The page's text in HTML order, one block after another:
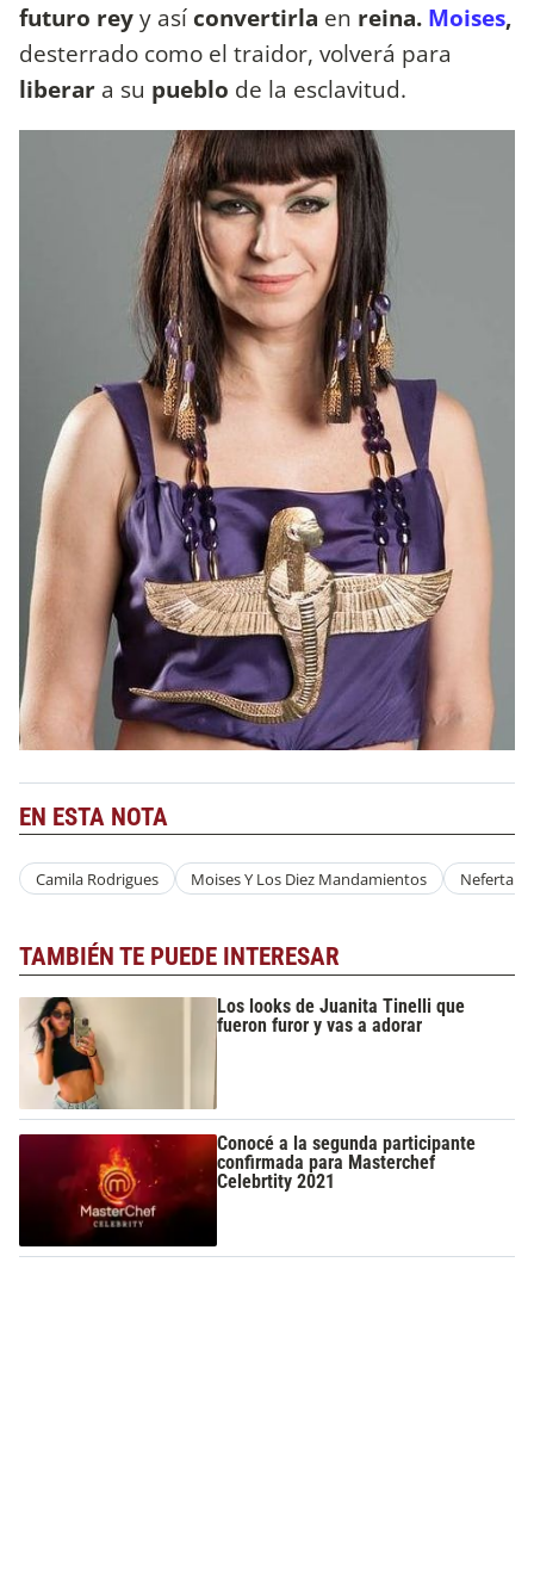
futuro reyy así convertirla en reina. Moises,
desterrado como el traidor, volverá para
liberar a su pueblo de la esclavitud.
EN ESTA NOTA
Camila Rodrigues Moises Y Los Diez Mandamientos Nefertari
TAMBIÉN TE PUEDE INTERESAR
Los looks de Juanita Tinelli que
fueron furor y vas a adorar
Conocé a la segunda participante
confirmada para Masterchef
Celebrtity 2021